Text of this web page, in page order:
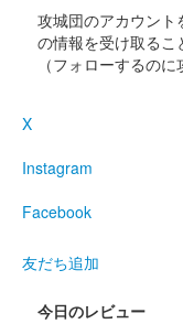
販売終了
令和6年9月8日に開催
の倉〜関東友城出展
箕輪城 御城印
販売終了
令和6年9月8日に開催
印。50枚限定
攻城団のアカウント
の情報を受け取るこ
（フォローするの
X
Instagram
Facebook
友だち追加
今日のレビュー